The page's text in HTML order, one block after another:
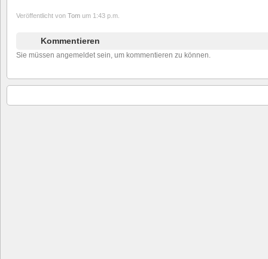
Veröffentlicht von Tom um 1:43 p.m.
Kommentieren
Sie müssen angemeldet sein, um kommentieren zu können.